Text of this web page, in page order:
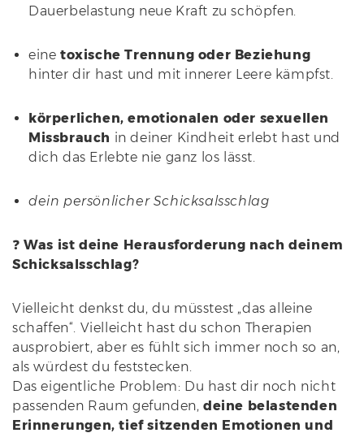
Dauerbelastung neue Kraft zu schöpfen.
eine toxische Trennung oder Beziehung
hinter dir hast und mit innerer Leere kämpfst.
körperlichen, emotionalen oder sexuellen
Missbrauch in deiner Kindheit erlebt hast und
dich das Erlebte nie ganz los lässt.
dein persönlicher Schicksalsschlag
❓Was ist deine Herausforderung nach deinem
Schicksalsschlag?
Vielleicht denkst du, du müsstest „das alleine
schaffen“. Vielleicht hast du schon Therapien
ausprobiert, aber es fühlt sich immer noch so an,
als würdest du feststecken.
Das eigentliche Problem: Du hast dir noch nicht
passenden Raum gefunden,deine belastenden
Erinnerungen, tief sitzenden Emotionen und